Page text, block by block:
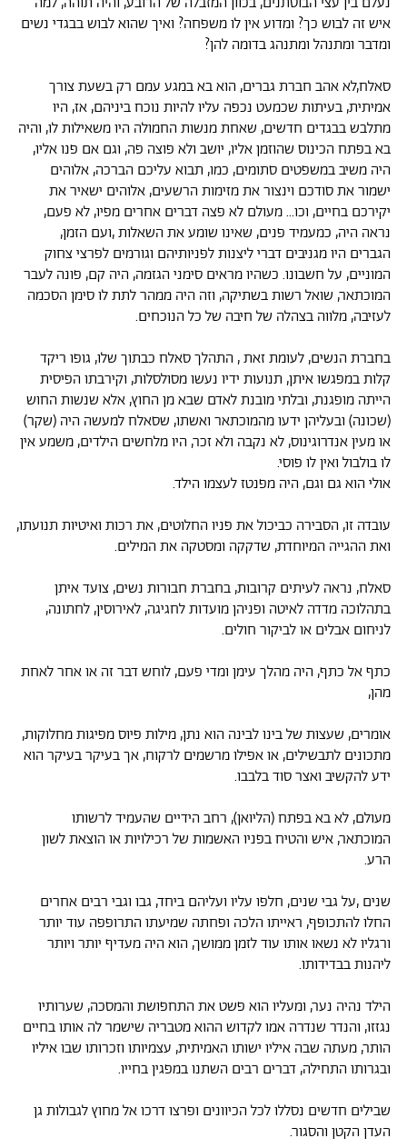
איש זה לבוש כך? ומדוע אין לו משפחה? ואיך שהוא לבוש בבגדי נשים
ומדבר ומתנהל ומתנהג בדומה להן?
סאלח,לא אהב חברת גברים, הוא בא במגע עמם רק בשעת צורך
אמיתית, בעיתות שכמעט נכפה עליו להיות נוכח ביניהם, אז, היו
מתלבש בבגדים חדשים, שאחת מנשות החמולה היו משאילות לו, והיה
בא בפתח הכינוס שהוזמן אליו, יושב ולא פוצה פה, וגם אם פנו אליו,
היה משיב במשפטים סתומים, כמו, תבוא עליכם הברכה, אלוהים
ישמור את סודכם וינצור את מזימות הרשעים, אלוהים ישאיר את
יקירכם בחיים, וכו... מעולם לא פצה דברים אחרים מפיו, לא פעם,
נראה היה, כמעמיד פנים, שאינו שומע את השאלות ,ועם הזמן,
הגברים היו מגניבים דברי ליצנות לפניותיהם וגורמים לפרצי צחוק
המוניים, על חשבונו. כשהיו מראים סימני הגזמה, היה קם, פונה לעבר
המוכתאר, שואל רשות בשתיקה, וזה היה ממהר לתת לו סימן הסכמה
לעזיבה, מלווה בצהלה של חיבה של כל הנוכחים.
בחברת הנשים, לעומת זאת , התהלך סאלח כבתוך שלו, גופו ריקד
קלות במפגשו איתן, תנועות ידיו נעשו מסולסלות, וקירבתו הפיסית
הייתה מופגנת, ובלתי מובנת לאדם שבא מן החוץ, אלא שנשות החוש
(שכונה) ובעליהן ידעו מהמוכתאר ואשתו, שסאלח למעשה היה (שקר)
או מעין אנדרוגינוס, לא נקבה ולא זכר, היו מלחשים הילדים, משמע אין
לו בולבול ואין לו פוסי.
אולי הוא גם וגם, היה מפנטז לעצמו הילד.
עובדה זו, הסבירה כביכול את פניו החלוטים, את רכות ואיטיות תנועתו,
ואת ההגייה המיוחדת, שדקקה ומסטקה את המילים.
סאלח, נראה לעיתים קרובות, בחברת חבורות נשים, צועד איתן
בתהלוכה מדדה לאיטה ופניהן מועדות לחגיגה, לאירוסין, לחתונה,
לניחום אבלים או לביקור חולים.
כתף אל כתף, היה מהלך עימן ומדי פעם, לוחש דבר זה או אחר לאחת
מהן,
אומרים, שעצות של בינו לבינה הוא נתן, מילות פיוס מפיגות מחלוקות,
מתכונים לתבשילים, או אפילו מרשמים לרקוח, אך בעיקר בעיקר הוא
ידע להקשיב ואצר סוד בלבבו.
מעולם, לא בא בפתח (הליואן), רחב הידיים שהעמיד לרשותו
המוכתאר, איש והטיח בפניו האשמות של רכילויות או הוצאת לשון
הרע.
שנים ,על גבי שנים, חלפו עליו ועליהם ביחד, גבו וגבי רבים אחרים
החלו להתכופף, ראייתו הלכה ופחתה שמיעתו התרופפה עוד יותר
ורגליו לא נשאו אותו עוד לזמן ממושך, הוא היה מעדיף יותר ויותר
ליהנות בבדידותו.
הילד נהיה נער, ומעליו הוא פשט את התחפושת והמסכה, שערותיו
נגזזו, והנדר שנדרה אמו לקדוש ההוא מטבריה שישמר לה אותו בחיים
הותר, מעתה שבה איליו ישותו האמיתית, עצמיותו וזכרותו שבו איליו
ובגרותו התחילה, דברים רבים השתנו במפגין בחייו.
שבילים חדשים נסללו לכל הכיוונים ופרצו דרכו אל מחוץ לגבולות גן
העדן הקטן והסגור.